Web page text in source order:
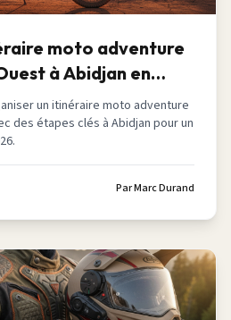
moto adventure
à Abidjan en
un itinéraire moto adventure
des étapes clés à Abidjan pour un
ParMarc Durand